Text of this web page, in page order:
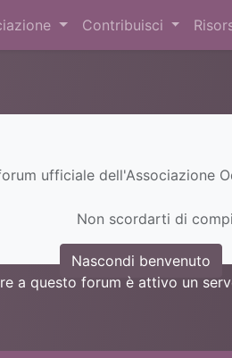
Contribuisci
ufficiale dell'Associazione
Non scordarti di
Nascondi benvenuto
a questo forum è attivo un